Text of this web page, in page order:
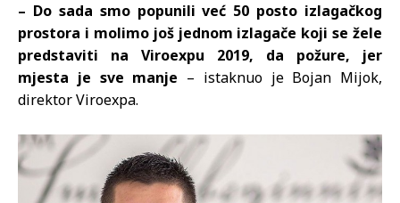
– Do sada smo popunili već 50 posto izlagačkog
prostora i molimo još jednom izlagače koji se žele
predstaviti na Viroexpu 2019, da požure, jer
mjesta je sve manje – istaknuo je Bojan Mijok,
direktor Viroexpa.